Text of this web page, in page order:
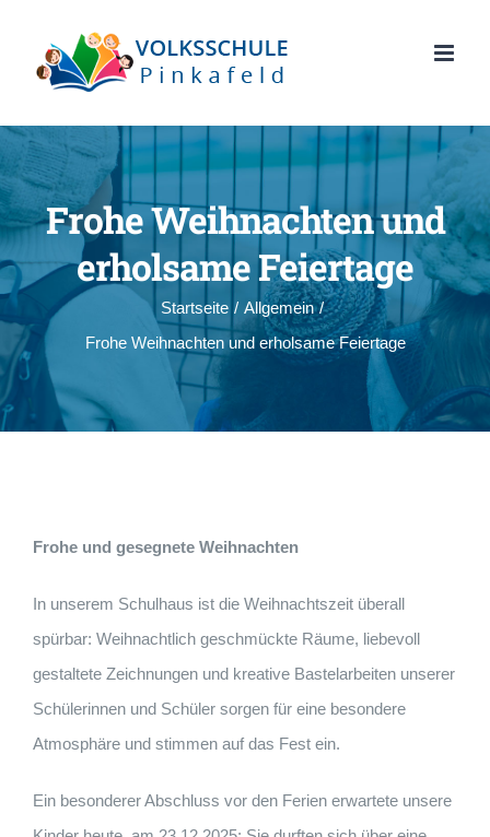
springen
Frohe Weihnachten und
erholsame Feiertage
Startseite / Allgemein /
Frohe Weihnachten und erholsame Feiertage
Frohe und gesegnete Weihnachten
In unserem Schulhaus ist die Weihnachtszeit überall
spürbar: Weihnachtlich geschmückte Räume, liebevoll
gestaltete Zeichnungen und kreative Bastelarbeiten unserer
Schülerinnen und Schüler sorgen für eine besondere
Atmosphäre und stimmen auf das Fest ein.
Ein besonderer Abschluss vor den Ferien erwartete unsere